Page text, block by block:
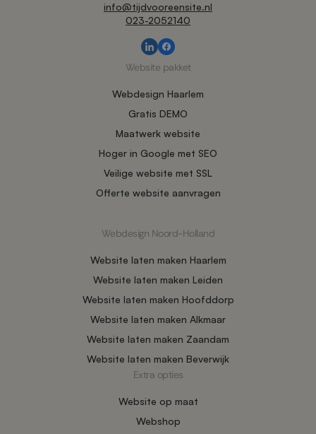
info@tijdvooreensite.nl
023-2052140
Website pakket
Webdesign Haarlem
Gratis DEMO
Maatwerk website
Hoger in Google met SEO
Veilige website met SSL
Offerte website aanvragen
Webdesign Noord-Holland
Website laten maken Haarlem
Website laten maken Leiden
Website laten maken Hoofddorp
Website laten maken Alkmaar
Website laten maken Zaandam
Website laten maken Beverwijk
Extra opties
Website op maat
Webshop